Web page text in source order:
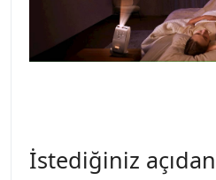
İstediğiniz